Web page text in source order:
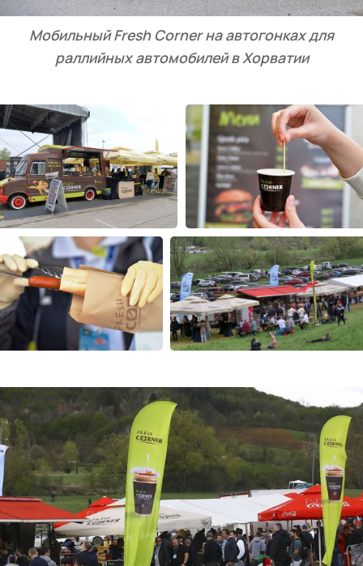
Мобильный Fresh Corner на автогонках для
раллийных автомобилей в Хорватии